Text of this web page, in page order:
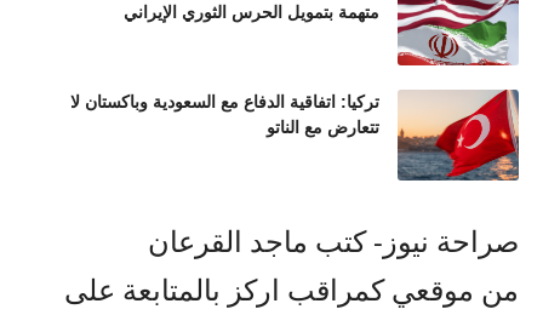
متهمة بتمويل الحرس الثوري الإيراني
تركيا: اتفاقية الدفاع مع السعودية وباكستان لا
تتعارض مع الناتو
صراحة نيوز- كتب ماجد القرعان
من موقعي كمراقب اركز بالمتابعة على